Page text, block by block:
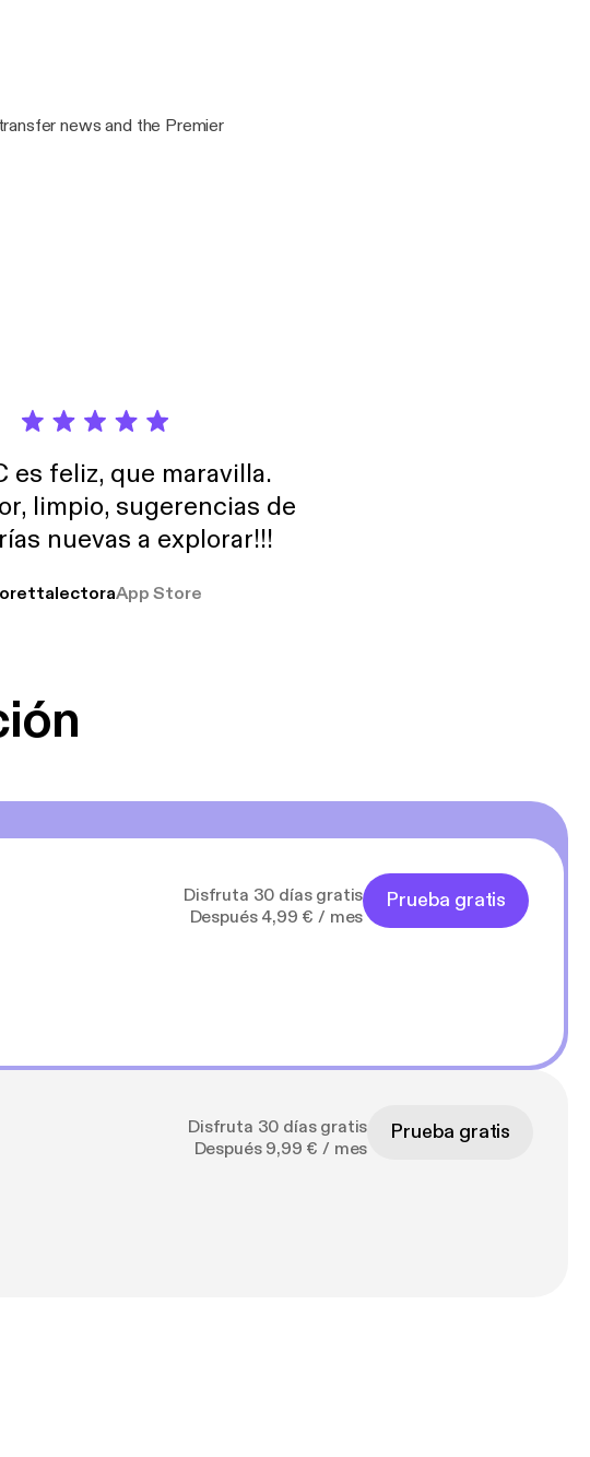
news and the Premier
es feliz, que maravilla.
limpio, sugerencias de
nuevas a explorar!!!
App Store
Disfruta 30 días gratis
Después 4,99 € / mes
Prueba gratis
Disfruta 30 días gratis
Después 9,99 € / mes
Prueba gratis